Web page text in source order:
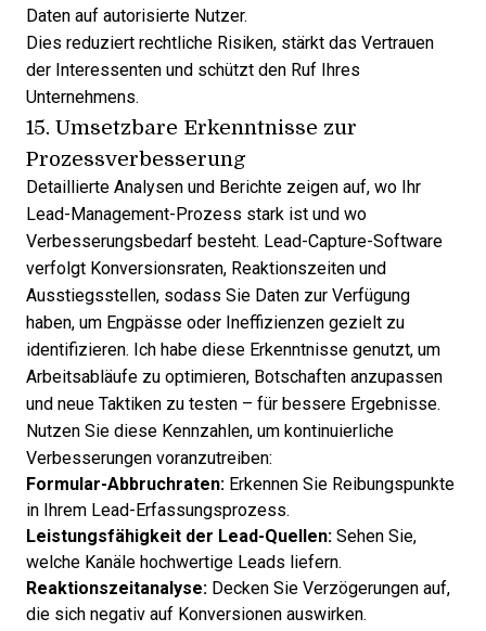
Daten auf autorisierte Nutzer.
Dies reduziert rechtliche Risiken, stärkt das Vertrauen
der Interessenten und schützt den Ruf Ihres
Unternehmens.
15. Umsetzbare Erkenntnisse zur
Prozessverbesserung
Detaillierte Analysen und Berichte zeigen auf, wo Ihr
Lead-Management-Prozess stark ist und wo
Verbesserungsbedarf besteht. Lead-Capture-Software
verfolgt Konversionsraten, Reaktionszeiten und
Ausstiegsstellen, sodass Sie Daten zur Verfügung
haben, um Engpässe oder Ineffizienzen gezielt zu
identifizieren. Ich habe diese Erkenntnisse genutzt, um
Arbeitsabläufe zu optimieren, Botschaften anzupassen
und neue Taktiken zu testen – für bessere Ergebnisse.
Nutzen Sie diese Kennzahlen, um kontinuierliche
Verbesserungen voranzutreiben:
Formular-Abbruchraten: Erkennen Sie Reibungspunkte
in Ihrem Lead-Erfassungsprozess.
Leistungsfähigkeit der Lead-Quellen: Sehen Sie,
welche Kanäle hochwertige Leads liefern.
Reaktionszeitanalyse: Decken Sie Verzögerungen auf,
die sich negativ auf Konversionen auswirken.